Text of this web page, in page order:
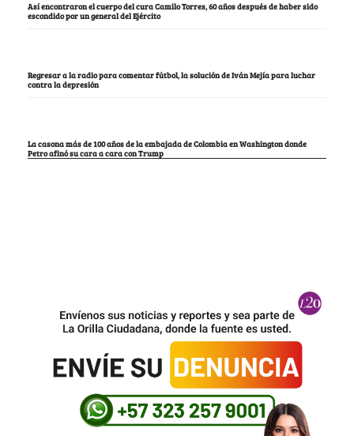
Así encontraron el cuerpo del cura Camilo Torres, 60 años después de haber sido
escondido por un general del Ejército
Regresar a la radio para comentar fútbol, la solución de Iván Mejía para luchar
contra la depresión
La casona más de 100 años de la embajada de Colombia en Washington donde
Petro afinó su cara a cara con Trump